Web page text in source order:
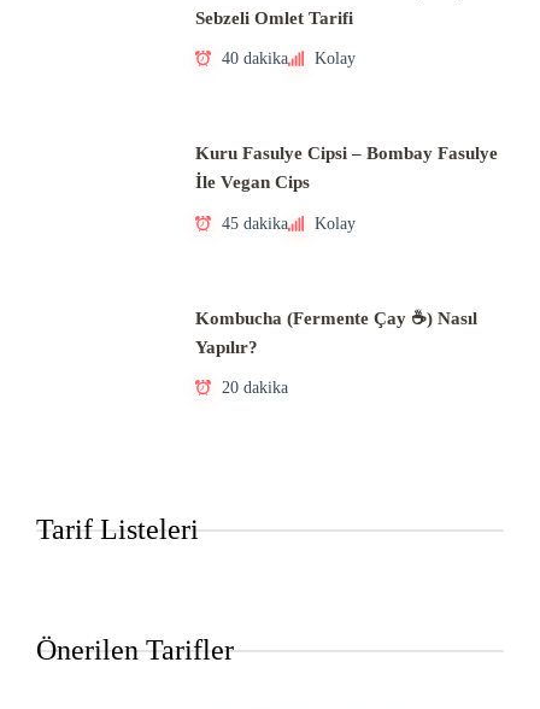
Sebzeli Omlet Tarifi
40 dakika Kolay
Kuru Fasulye Cipsi – Bombay Fasulye
İle Vegan Cips
45 dakika Kolay
Kombucha (Fermente Çay ☕) Nasıl
Yapılır?
20 dakika
Tarif Listeleri
Önerilen Tarifler